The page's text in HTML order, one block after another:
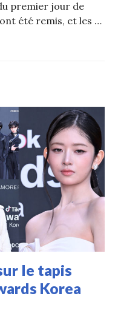
premier jour de
été remis, et les …
K-POP sur le tapis
le tapis
Korea